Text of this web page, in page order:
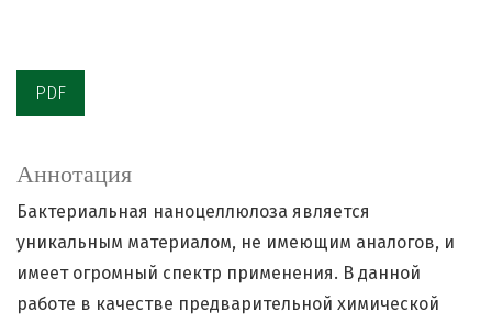
PDF
Аннотация
Бактериальная наноцеллюлоза является
уникальным материалом, не имеющим аналогов, и
имеет огромный спектр применения. В данной
работе в качестве предварительной химической